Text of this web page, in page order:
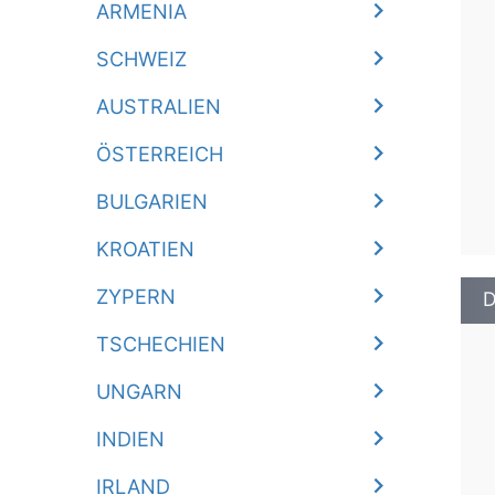
ARMENIA
SCHWEIZ
AUSTRALIEN
ÖSTERREICH
BULGARIEN
KROATIEN
ZYPERN
TSCHECHIEN
UNGARN
INDIEN
IRLAND